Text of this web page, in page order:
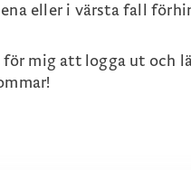
eller i värsta fall
mig att logga ut och